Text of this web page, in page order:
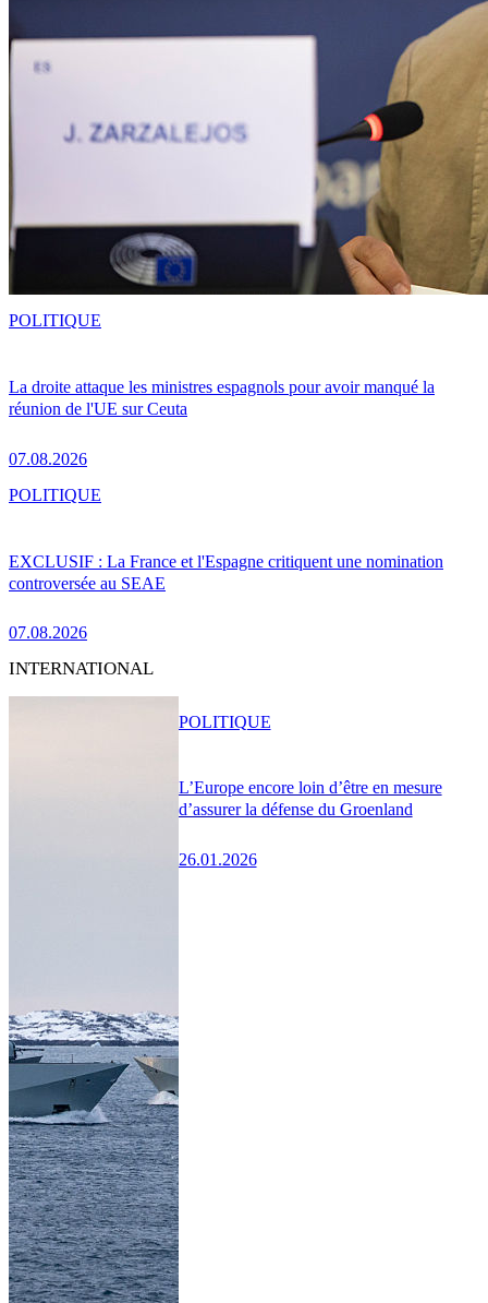
La droite attaque les ministres espagnols pour avoir manqué la
réunion de l'UE sur Ceuta
07.08.2026
POLITIQUE
EXCLUSIF : La France et l'Espagne critiquent une nomination
controversée au SEAE
07.08.2026
POLITIQUE
INTERNATIONAL
L’Europe encore loin d’être en mesure
d’assurer la défense du Groenland
26.01.2026
POLITIQUE